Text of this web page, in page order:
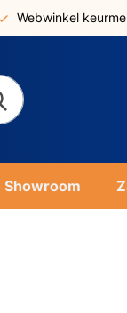
Webwinkel
Showroom